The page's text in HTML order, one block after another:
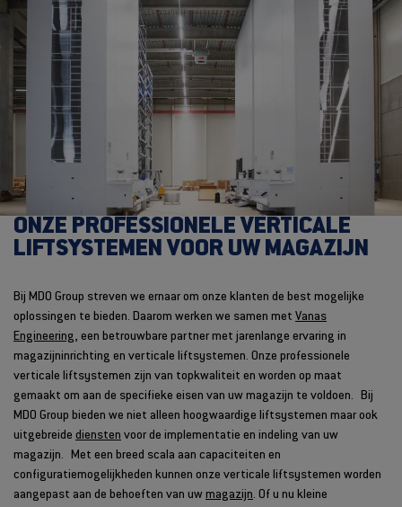
ONZE PROFESSIONELE VERTICALE
LIFTSYSTEMEN VOOR UW MAGAZIJN
Bij MDO Group streven we ernaar om onze klanten de best mogelijke
oplossingen te bieden. Daarom werken we samen met Vanas
Engineering, een betrouwbare partner met jarenlange ervaring in
magazijninrichting en verticale liftsystemen. Onze professionele
verticale liftsystemen zijn van topkwaliteit en worden op maat
gemaakt om aan de specifieke eisen van uw magazijn te voldoen. Bij
MDO Group bieden we niet alleen hoogwaardige liftsystemen maar ook
uitgebreide diensten voor de implementatie en indeling van uw
magazijn. Met een breed scala aan capaciteiten en
configuratiemogelijkheden kunnen onze verticale liftsystemen worden
aangepast aan de behoeften van uw magazijn. Of u nu kleine